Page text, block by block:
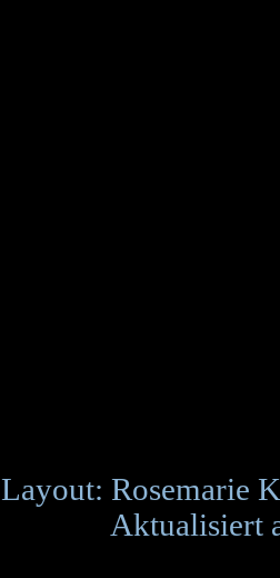
Layout: Rosemarie
Aktualisiert